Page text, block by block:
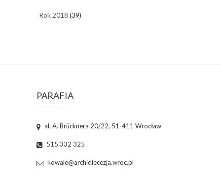
Rok 2018 (39)
PARAFIA
al. A. Brücknera 20/22, 51-411 Wrocław
515 332 325
kowale@archidiecezja.wroc.pl